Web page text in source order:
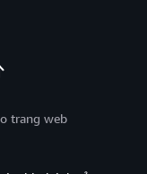
trang web